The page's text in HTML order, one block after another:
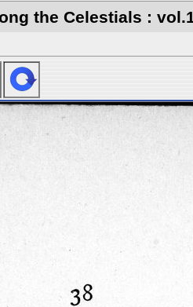
the Celestials :